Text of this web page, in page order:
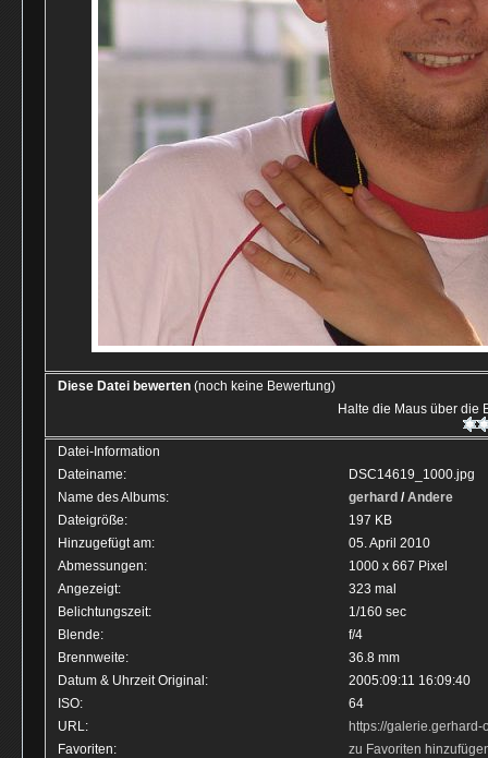
Diese Datei bewerten (noch keine Bewertung)
Halte die Maus über die
Datei-Information
Dateiname:
DSC14619_1000.jpg
Name des Albums:
gerhard /Andere
Dateigröße:
197 KB
Hinzugefügt am:
05. April 2010
Abmessungen:
1000 x 667 Pixel
Angezeigt:
323 mal
Belichtungszeit:
1/160 sec
Blende:
f/4
Brennweite:
36.8 mm
Datum & Uhrzeit Original:
2005:09:11 16:09:40
ISO:
64
URL:
https://
Favoriten:
zu Favoriten